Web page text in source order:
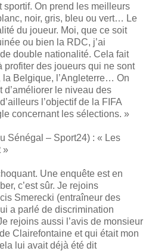
sportif. On prend les meilleurs
noir, gris, bleu ou vert… Le
du joueur. Moi, que ce soit
ou bien la RDC, j’ai
double nationalité. Cela fait
profiter des joueurs qui ne sont
Belgique, l’Angleterre… On
d’améliorer le niveau des
l’objectif de la FIFA
concernant les sélections. »
Sénégal – Sport24) : « Les
»
Une enquête est en
c’est sûr. Je rejoins
Smerecki (entraîneur des
a parlé de discrimination
rejoins aussi l’avis de monsieur
Clairefontaine et qui était mon
lui avait déjà été dit